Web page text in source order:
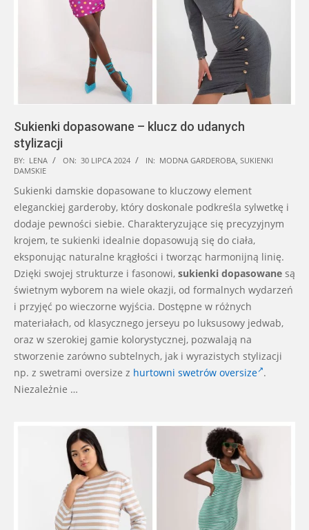
Sukienki dopasowane – klucz do udanych
stylizacji
2024-
07-
30
BY: LENA ON: 30 LIPCA 2024 IN: MODNA GARDEROBA SUKIENKI
DAMSKIE
Sukienki damskie dopasowane to kluczowy element
eleganckiej garderoby, który doskonale podkreśla sylwetkę i
dodaje pewności siebie. Charakteryzujące się precyzyjnym
krojem, te sukienki idealnie dopasowują się do ciała,
eksponując naturalne krągłości i tworząc harmonijną linię.
Dzięki swojej strukturze i fasonowi, sukienki dopasowane są
świetnym wyborem na wiele okazji, od formalnych wydarzeń
i przyjęć po wieczorne wyjścia. Dostępne w różnych
materiałach, od klasycznego jerseyu po luksusowy jedwab,
oraz w szerokiej gamie kolorystycznej, pozwalają na
stworzenie zarówno subtelnych, jak i wyrazistych stylizacji
np. z swetrami oversize z hurtowni swetrów oversize .
Niezależnie …